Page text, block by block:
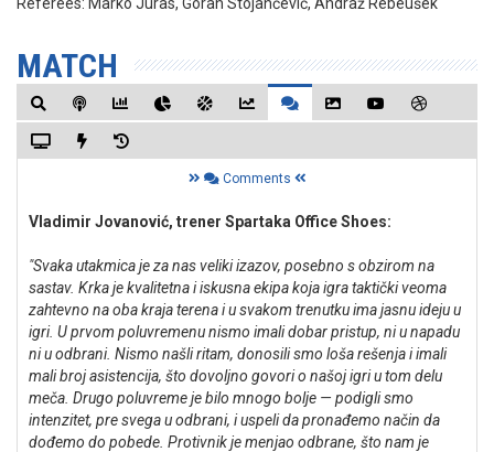
MATCH
Comments
Vladimir Jovanović, trener Spartaka Office Shoes:
"Svaka utakmica je za nas veliki izazov, posebno s obzirom na
sastav. Krka je kvalitetna i iskusna ekipa koja igra taktički veoma
zahtevno na oba kraja terena i u svakom trenutku ima jasnu ideju u
igri. U prvom poluvremenu nismo imali dobar pristup, ni u napadu
ni u odbrani. Nismo našli ritam, donosili smo loša rešenja i imali
mali broj asistencija, što dovoljno govori o našoj igri u tom delu
meča. Drugo poluvreme je bilo mnogo bolje — podigli smo
intenzitet, pre svega u odbrani, i uspeli da pronađemo način da
dođemo do pobede. Protivnik je menjao odbrane, što nam je